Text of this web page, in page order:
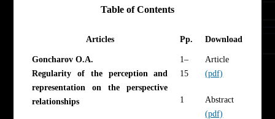
Table of Contents
Articles Pp. Download
Goncharov O.A.
Regularity of the perception and
representation on the perspective
relationships
1–
15
1
Article
(pdf)
Abstract
(pdf)